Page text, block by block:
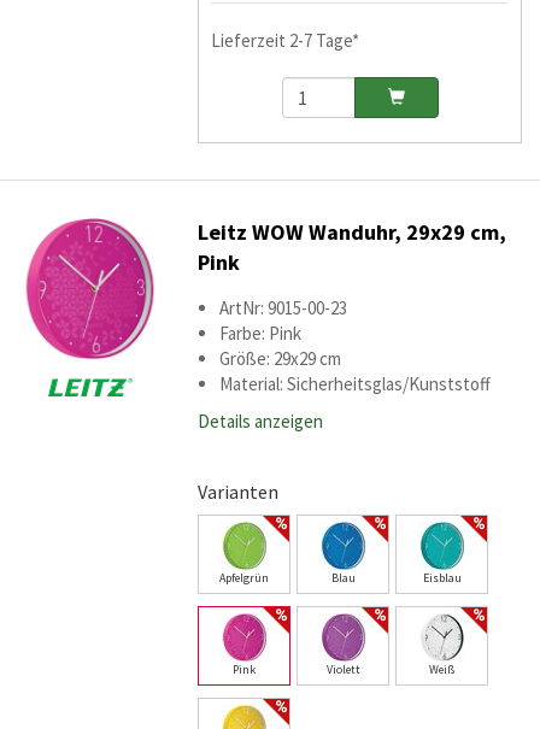
Lieferzeit 2-7 Tage*
Leitz WOW Wanduhr, 29x29 cm,
Pink
ArtNr: 9015-00-23
Farbe: Pink
Größe: 29x29 cm
Material: Sicherheitsglas/Kunststoff
Details anzeigen
Varianten
Apfelgrün Blau Eisblau
Pink Violett Weiß